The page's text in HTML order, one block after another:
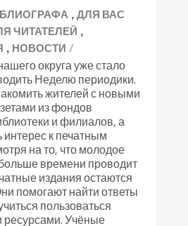
,ДЛЯ ВАС
ЧИТАТЕЛЕЙ ,
, НОВОСТИ /
округа уже стало
Неделю периодики.
жителей с новыми
из фондов
и филиалов, а
к печатным
на то, что молодое
времени проводит
издания остаются
помогают найти ответы
пользоваться
ресурсами. Учёные